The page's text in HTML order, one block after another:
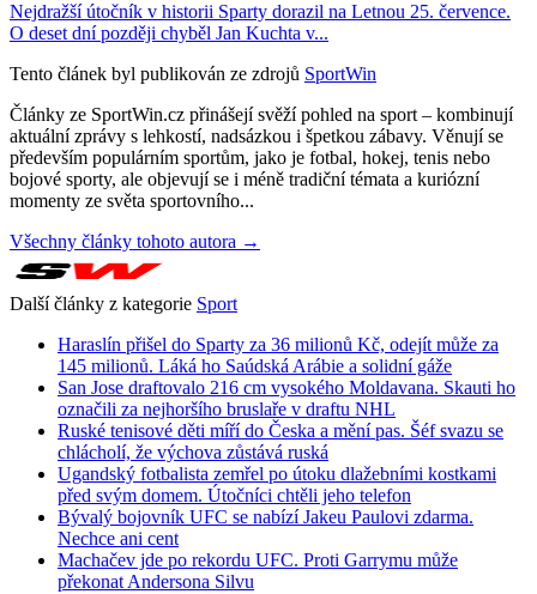
Nejdražší útočník v historii Sparty dorazil na Letnou 25. července.
O deset dní později chyběl Jan Kuchta v...
Tento článek byl publikován ze zdrojů SportWin
Články ze SportWin.cz přinášejí svěží pohled na sport – kombinují
aktuální zprávy s lehkostí, nadsázkou i špetkou zábavy. Věnují se
především populárním sportům, jako je fotbal, hokej, tenis nebo
bojové sporty, ale objevují se i méně tradiční témata a kuriózní
momenty ze světa sportovního...
Všechny články tohoto autora →
Další články z kategorie Sport
Haraslín přišel do Sparty za 36 milionů Kč, odejít může za
145 milionů. Láká ho Saúdská Arábie a solidní gáže
San Jose draftovalo 216 cm vysokého Moldavana. Skauti ho
označili za nejhoršího bruslaře v draftu NHL
Ruské tenisové děti míří do Česka a mění pas. Šéf svazu se
chlácholí, že výchova zůstává ruská
Ugandský fotbalista zemřel po útoku dlažebními kostkami
před svým domem. Útočníci chtěli jeho telefon
Bývalý bojovník UFC se nabízí Jakeu Paulovi zdarma.
Nechce ani cent
Machačev jde po rekordu UFC. Proti Garrymu může
překonat Andersona Silvu